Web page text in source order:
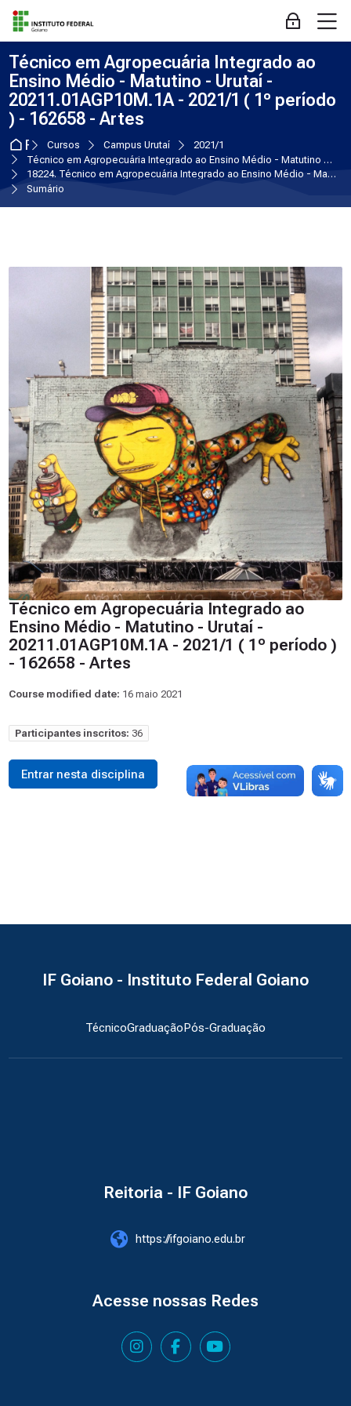
Skip to navigation
Skip to login form
Ir para o conteúdo principal
Skip to accessibility options
Skip to footer
Skip accessibility options
Acessar
Técnico em Agropecuária Integrado ao
Ensino Médio - Matutino - Urutaí -
20211.01AGP10M.1A - 2021/1 ( 1º período
) - 162658 - Artes
Página inicial
Cursos Campus Urutaí
2021/1
Técnico em Agropecuária Integrado ao Ensino Médio - Matutino - Urutaí
18224. Técnico em Agropecuária Integrado ao Ensino Médio - Matutino - Urutaí - 20211.01AGP10M.1A - 2021/1 ( 1º período ) - 162658 - Artes
Sumário
Técnico em Agropecuária Integrado ao
Ensino Médio - Matutino - Urutaí -
20211.01AGP10M.1A - 2021/1 ( 1º período )
- 162658 - Artes
Course modified date: 16 maio 2021
Participantes inscritos: 36
Entrar nesta disciplina
IF Goiano - Instituto Federal Goiano
TécnicoGraduaçãoPós-Graduação
Reitoria - IF Goiano
https://ifgoiano.edu.br
Acesse nossas Redes